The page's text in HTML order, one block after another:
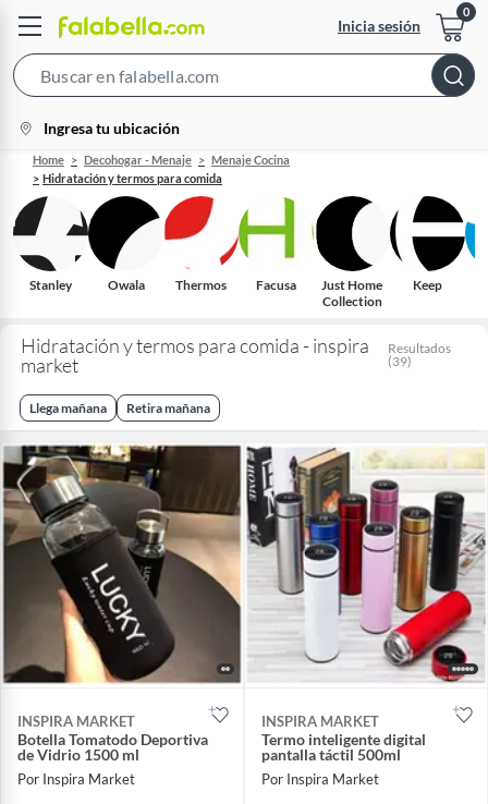
Inicia sesión
Bar
location-
icon
Ingresa tu ubicación
Home Decohogar - Menaje
Menaje Cocina
Hidratación y termos para comida
Stanley Owala Thermos Facusa
Just Home
Collection
Keep
Hidratación y termos para comida - inspira
market
Resultados
(39)
Llega mañana Retira mañana
INSPIRA MARKET
Botella Tomatodo Deportiva
de Vidrio 1500 ml
Por Inspira Market
INSPIRA MARKET
Termo inteligente digital
pantalla táctil 500ml
Por Inspira Market